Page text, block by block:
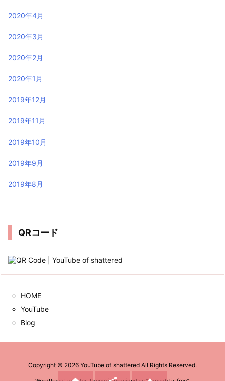
2020年4月
2020年3月
2020年2月
2020年1月
2019年12月
2019年11月
2019年10月
2019年9月
2019年8月
QRコード
HOME
YouTube
Blog
Copyright © 2026 YouTube of shattered All Rights Reserved.